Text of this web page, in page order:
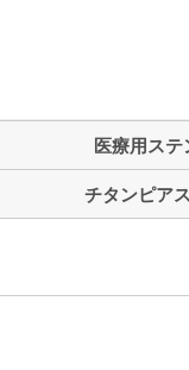
医療用ス
チタンピア